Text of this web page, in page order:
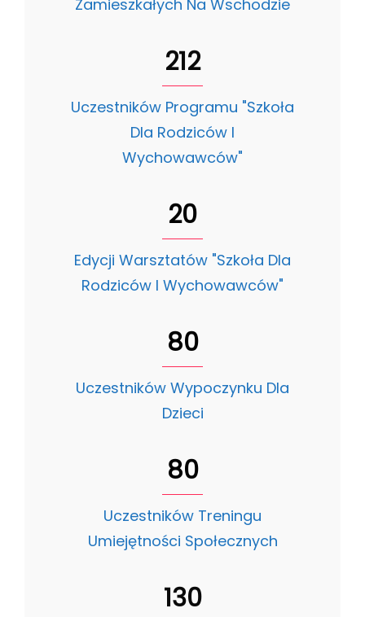
Zamieszkałych Na Wschodzie
212
Uczestników Programu "Szkoła
Dla Rodziców I
Wychowawców"
20
Edycji Warsztatów "Szkoła Dla
Rodziców I Wychowawców"
80
Uczestników Wypoczynku Dla
Dzieci
80
Uczestników Treningu
Umiejętności Społecznych
130